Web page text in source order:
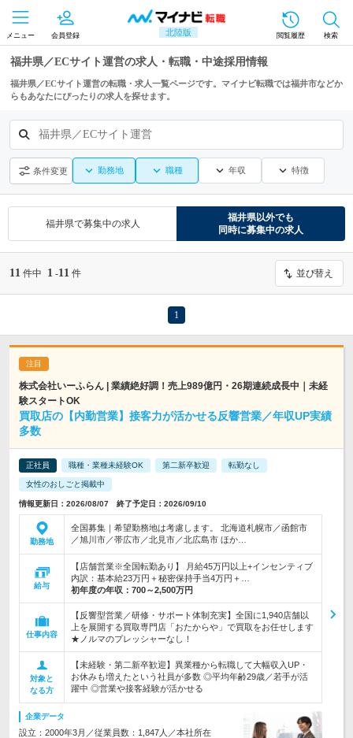
北陸版
メニュー 会員登録 閲覧履歴 検索
福井県／ECサイト運営の求人・転職・中途採用情報
福井県／ECサイト運営の転職・求人一覧ページです。マイナビ転職では福井市などか
らもあなたにぴったりの求人を探せます。
福井県／ECサイト運営
条件変更 勤務地 職種 年収 特徴
福井県で募集中の求人
福井県以外でも
同時に募集中の求人
11 件中 1 -11 件 並び替え
1
株式会社いーふらん | 業績絶好調！売上989億円・26期連続成長中｜未経
験スタートOK
買取店の【内勤営業】接客力が活かせる反響営業／年収UP実績
多数
正社員 職種・業種未経験OK 第二新卒歓迎 転勤なし
女性のおしごと掲載中
情報更新日：2026/08/07 終了予定日：2026/09/10
勤務地
全国募集｜希望勤務地は考慮します。 北海道札幌市／函館市
／旭川市／帯広市／北見市／北広島市 ほか…
給与
【店舗営業※全国転勤あり】 月給45万円以上+インセンティブ
内訳：基本給23万円＋秘密保持手当4万円＋…
初年度の年収： 700～2,500万円
仕事内容
【反響型営業／研修・サポート体制充実】全国に1,940店舗以
上を展開する買取専門店「おたからや」で買取をお任せします
★ノルマのプレッシャーなし！
対象と
なる方
【未経験・第二新卒歓迎】異業種から転職して大幅収入UP・
お休みも増えたという社員が多数 ◎平均年齢29歳／若手が活
躍中 ◎営業や接客経験が活かせる
企業データ
設立：2000年3月／従業員数：1,847人／本社所在